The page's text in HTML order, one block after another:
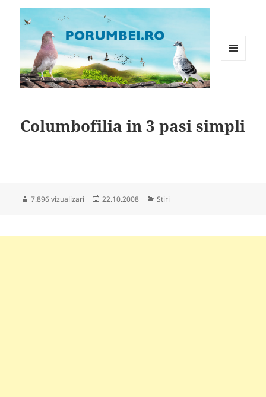
Columbofilia in 3 pasi simpli
7.896 vizualizari
Publicat
22.10.2008 Categorii
Stiri